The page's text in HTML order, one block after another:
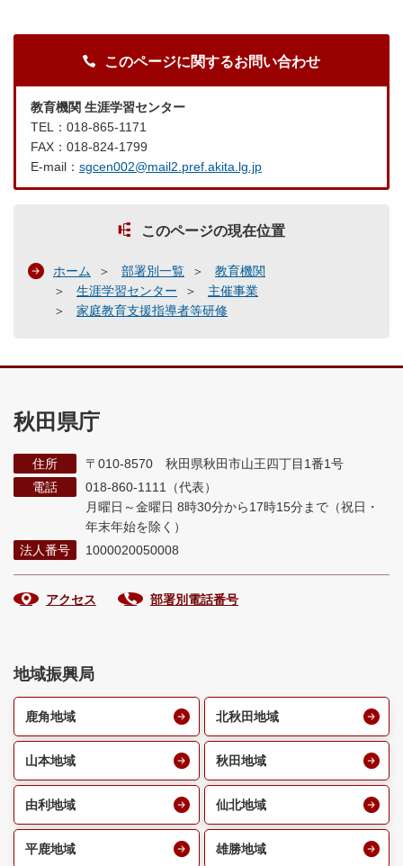
このページに関するお問い合わせ
教育機関 生涯学習センター
TEL：018-865-1171
FAX：018-824-1799
E-mail： sgcen002@mail2.pref.akita.lg.jp
このページの現在位置
ホーム 部署別一覧
教育機関
生涯学習センター
主催事業
家庭教育支援指導者等研修
秋田県庁
住所
〒010-8570 秋田県秋田市山王四丁目1番1号
電話
018-860-1111（代表）
月曜日～金曜日 8時30分から17時15分まで （祝日・
年末年始を除く）
法人番号
1000020050008
アクセス 部署別電話番号
地域振興局
鹿角地域 北秋田地域
山本地域 秋田地域
由利地域 仙北地域
平鹿地域 雄勝地域